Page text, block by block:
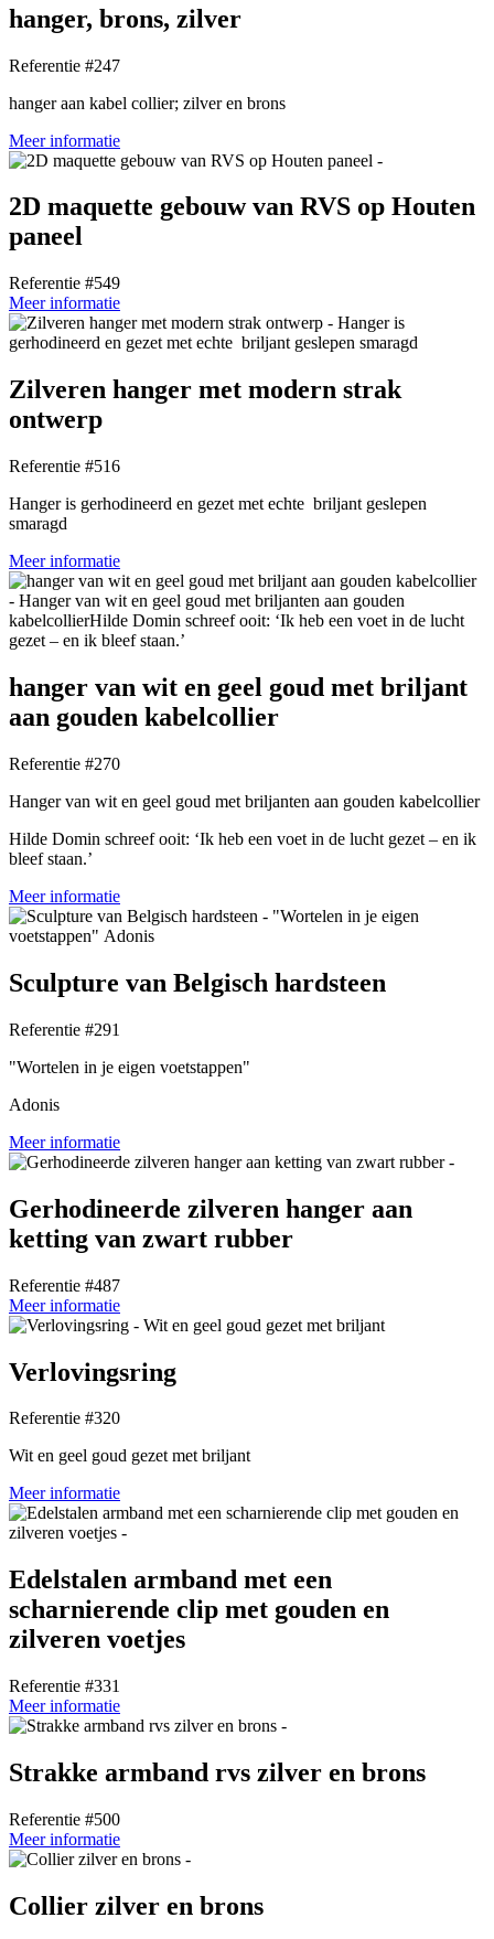
hanger, brons, zilver
Referentie #247
hanger aan kabel collier; zilver en brons
Meer informatie
2D maquette gebouw van RVS op Houten
paneel
Referentie #549
Meer informatie
Zilveren hanger met modern strak
ontwerp
Referentie #516
Hanger is gerhodineerd en gezet met echte briljant geslepen
smaragd
Meer informatie
hanger van wit en geel goud met briljant
aan gouden kabelcollier
Referentie #270
Hanger van wit en geel goud met briljanten aan gouden kabelcollier
Hilde Domin schreef ooit: ‘Ik heb een voet in de lucht gezet – en ik
bleef staan.’
Meer informatie
Sculpture van Belgisch hardsteen
Referentie #291
"Wortelen in je eigen voetstappen"
Adonis
Meer informatie
Gerhodineerde zilveren hanger aan
ketting van zwart rubber
Referentie #487
Meer informatie
Verlovingsring
Referentie #320
Wit en geel goud gezet met briljant
Meer informatie
Edelstalen armband met een
scharnierende clip met gouden en
zilveren voetjes
Referentie #331
Meer informatie
Strakke armband rvs zilver en brons
Referentie #500
Meer informatie
Collier zilver en brons